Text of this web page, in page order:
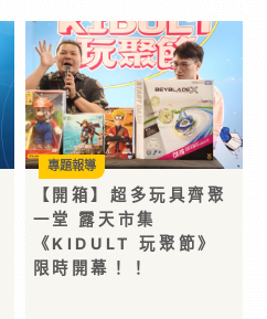
【開箱】超多玩具齊聚
一堂 露天市集
《KIDULT 玩聚節》
限時開幕！！
專題報導